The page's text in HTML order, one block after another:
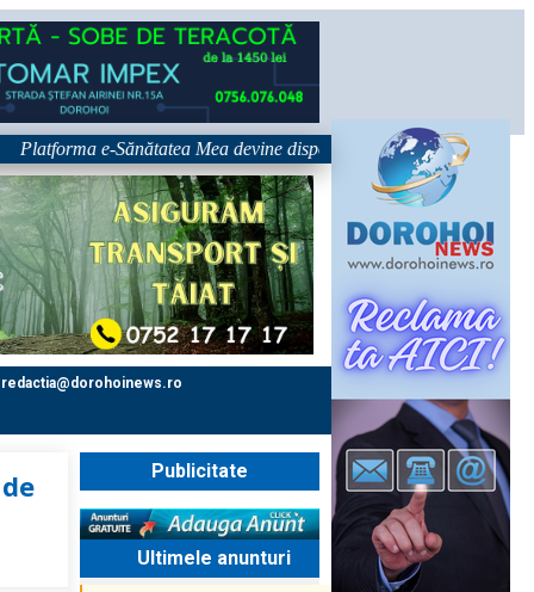
e-Sănătatea Mea devine disponibilă pe 1 septembrie:
redactia@dorohoinews.ro
Publicitate
Ultimele anunturi